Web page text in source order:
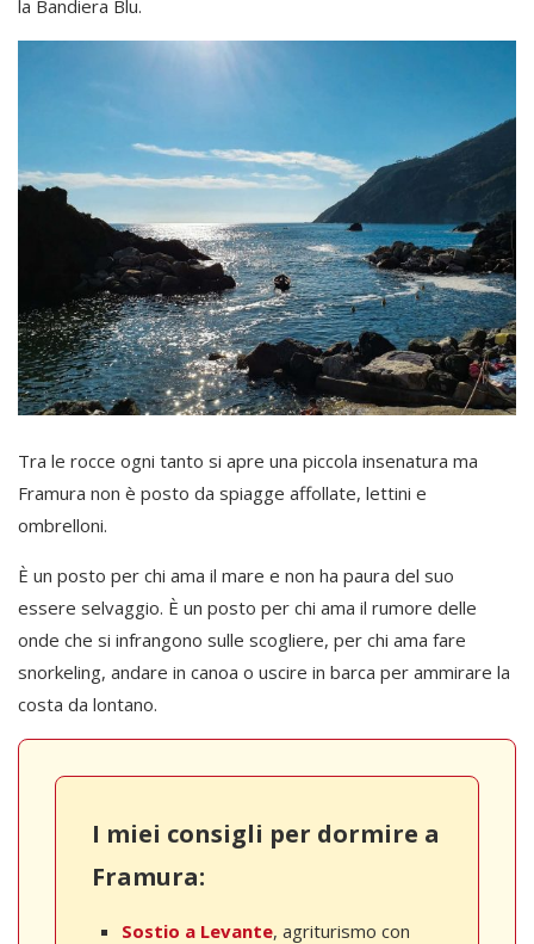
la Bandiera Blu.
Tra le rocce ogni tanto si apre una piccola insenatura ma
Framura non è posto da spiagge affollate, lettini e
ombrelloni.
È un posto per chi ama il mare e non ha paura del suo
essere selvaggio. È un posto per chi ama il rumore delle
onde che si infrangono sulle scogliere, per chi ama fare
snorkeling, andare in canoa o uscire in barca per ammirare la
costa da lontano.
I miei consigli per dormire a
Framura:
Sostio a Levante, agriturismo con